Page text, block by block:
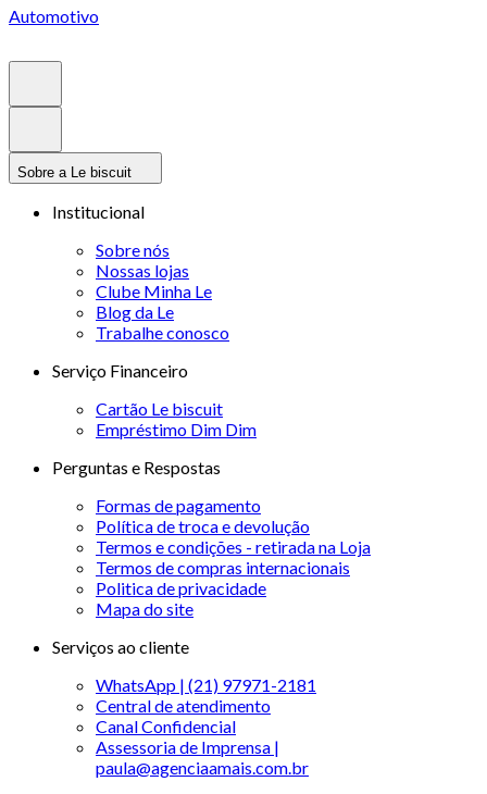
Automotivo
Sobre a Le biscuit
Institucional
Sobre nós
Nossas lojas
Clube Minha Le
Blog da Le
Trabalhe conosco
Serviço Financeiro
Cartão Le biscuit
Empréstimo Dim Dim
Perguntas e Respostas
Formas de pagamento
Política de troca e devolução
Termos e condições - retirada na Loja
Termos de compras internacionais
Politica de privacidade
Mapa do site
Serviços ao cliente
WhatsApp | (21) 97971-2181
Central de atendimento
Canal Confidencial
Assessoria de Imprensa |
paula@agenciaamais.com.br